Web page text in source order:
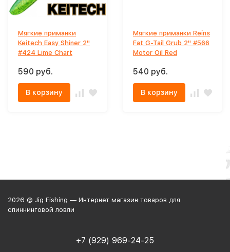
Мягкие приманки
Keitech Easy Shiner 2"
#424 Lime Chart
590 руб.
В корзину
Мягкие приманки Reins
Fat G-Tail Grub 2" #566
Motor Oil Red
540 руб.
В корзину
2026 © Jig Fishing — Интернет магазин товаров для
спиннинговой ловли
+7 (929) 969-24-25